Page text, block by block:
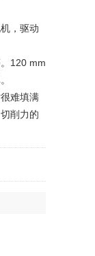
，驱动
120 mm
难填满
削力的